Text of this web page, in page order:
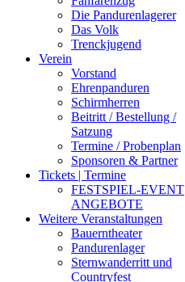
Die Pandurenlagerer
Das Volk
Trenckjugend
Verein
Vorstand
Ehrenpanduren
Schirmherren
Beitritt / Bestellung /
Satzung
Termine / Probenplan
Sponsoren & Partner
Tickets | Termine
FESTSPIEL-EVENT
ANGEBOTE
Weitere Veranstaltungen
Bauerntheater
Pandurenlager
Sternwanderritt und
Countryfest